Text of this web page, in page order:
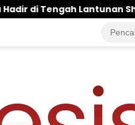
dan Masyarakat